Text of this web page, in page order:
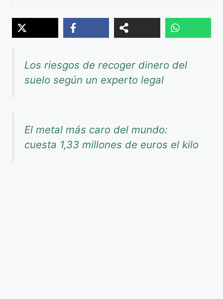
Los riesgos de recoger dinero del
suelo según un experto legal
El metal más caro del mundo:
cuesta 1,33 millones de euros el kilo